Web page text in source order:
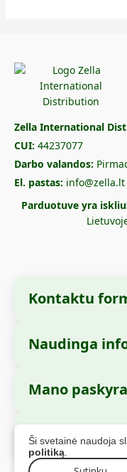
Ši svetainė naudoja
politiką
Zella International
CUI: 44237077
Darbo valandos:
El. pastas: info@zella.lt
Parduotuve yra
Kontaktu
Imones
Distribution S.R.L.
Buveine:Strada
Bucuresti,
Naudinga
Kaip uzsisakyti?
Mokejimo büdai
Siuntimo
Mano paskyra
Mano uzsakymai
Asmens
Saugus